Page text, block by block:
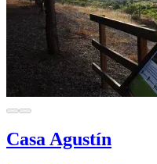
Casa Agustín